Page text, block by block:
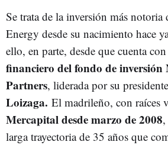
Se trata de la inversión más notoria
Energy desde su nacimiento hace
ello, en parte, desde que cuenta
financiero del fondo de
Partners, liderada por su presidente
Loizaga. El madrileño, con raíces
Mercapital desde marzo de 2008
larga trayectoria de 35 años que